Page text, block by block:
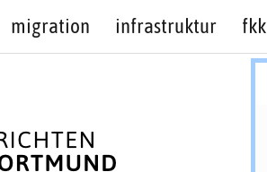
migration infrastruktur fkk